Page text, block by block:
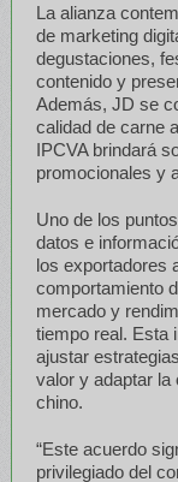
La alianza
de marketing
degustaciones,
contenido y
Además, JD se
calidad de carne
IPCVA brindará
promocionales y
Uno de los
datos e
los exportadores
comportamiento
mercado y
tiempo real. Esta
ajustar
valor y adaptar la
chino.
“Este acuerdo
privilegiado del